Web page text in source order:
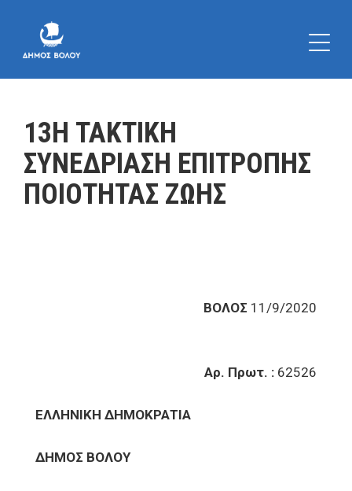
13Η ΤΑΚΤΙΚΗ
ΣΥΝΕΔΡΙΑΣΗ ΕΠΙΤΡΟΠΗΣ
ΠΟΙΟΤΗΤΑΣ ΖΩΗΣ
ΒΟΛΟΣ 11/9/2020
Αρ. Πρωτ. : 62526
ΕΛΛΗΝΙΚΗ ΔΗΜΟΚΡΑΤΙΑ
ΔΗΜΟΣ ΒΟΛΟΥ